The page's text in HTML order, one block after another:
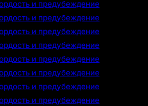
и предубеждение
и предубеждение
и предубеждение
и предубеждение
и предубеждение
и предубеждение
и предубеждение
и предубеждение